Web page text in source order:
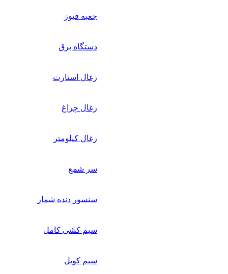
جعبه فیوز
دستگاه برق
زغال استارت
زغال چراغ
زغال کیلومتر
سر شمع
سنسور دنده شمار
سیم کشی کامل
سیم کویل